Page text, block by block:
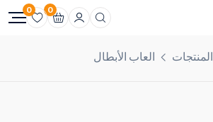
0
0
المنتجات العاب الأبطال